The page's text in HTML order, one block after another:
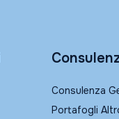
Consulenza
Portafogli